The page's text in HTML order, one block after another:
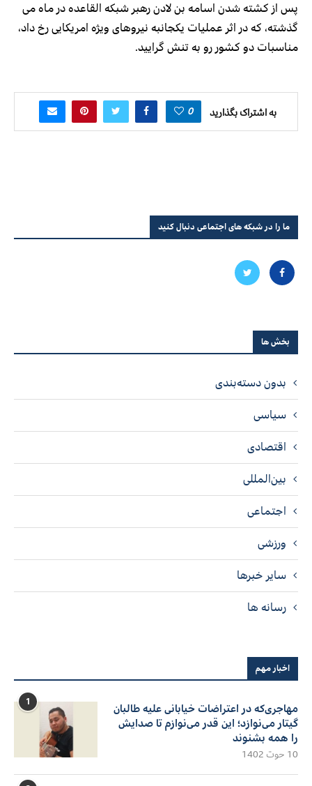
پس از کشته شدن اسامه بن لادن رهبر شبکه القاعده در ماه می
گذشته، که در اثر عملیات یکجانبه نیروهای ویژه امریکایی رخ داد،
مناسبات دو کشور رو به تنش گرایید.
به اشتراک بگذارید 0
ما را در شبکه های اجتماعی دنبال کنید
بخش ها
بدون دسته‌بندی
سیاسی
اقتصادی
بین‌المللی
اجتماعی
ورزشی
سایر خبرها
رسانه ها
اخبار مهم
1
مهاجری‌که در اعتراضات خیابانی علیه طالبان
گیتار می‌نوازد؛ این قدر می‌نوازم تا صدایش
را همه بشنوند
10 حوت 1402